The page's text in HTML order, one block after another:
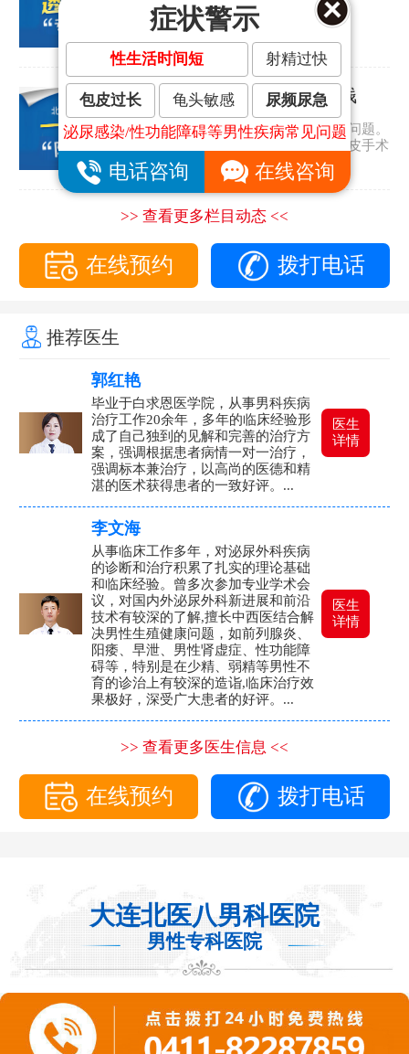
大连做包皮手术哪家医院好
大连割包皮手术要多少钱
包皮过长是许多男人都会遇到的问题。
那包皮怎么会太长呢？大连割包皮手术
要多少钱？...
>> 查看更多栏目动态 <<
在线预约 拨打电话
推荐医生
郭红艳
毕业于白求恩医学院，从事男科疾病
治疗工作20余年，多年的临床经验形
成了自己独到的见解和完善的治疗方
案，强调根据患者病情一对一治疗，
强调标本兼治疗，以高尚的医德和精
湛的医术获得患者的一致好评。...
医生
详情
李文海
从事临床工作多年，对泌尿外科疾病
的诊断和治疗积累了扎实的理论基础
和临床经验。曾多次参加专业学术会
议，对国内外泌尿外科新进展和前沿
技术有较深的了解,擅长中西医结合解
决男性生殖健康问题，如前列腺炎、
阳痿、早泄、男性肾虚症、性功能障
碍等，特别是在少精、弱精等男性不
育的诊治上有较深的造诣,临床治疗效
果极好，深受广大患者的好评。...
医生
详情
>> 查看更多医生信息 <<
在线预约 拨打电话
大连北医八男科医院
男性专科医院
症状警示
性生活时间短 射精过快
包皮过长 龟头敏感
尿频尿急
泌尿感染/性功能障碍等男性疾病常见问题
电话咨询 在线咨询